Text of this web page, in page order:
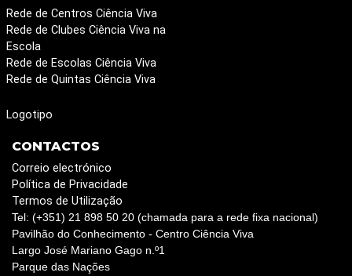
Rede de Centros Ciência Viva
Rede de Clubes Ciência Viva na
Escola
Rede de Escolas Ciência Viva
Rede de Quintas Ciência Viva
Logotipo
CONTACTOS
Correio electrónico
Política de Privacidade
Termos de Utilização
Tel: (+351) 21 898 50 20 (chamada para a rede fixa nacional)
Pavilhão do Conhecimento - Centro Ciência Viva
Largo José Mariano Gago n.º1
Parque das Nações